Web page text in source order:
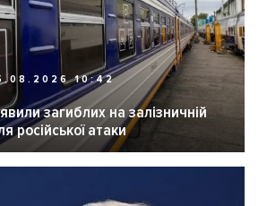
10:42
загиблих на залізничній
російської атаки